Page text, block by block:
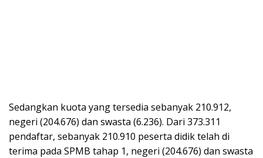
Sedangkan kuota yang tersedia sebanyak 210.912,
negeri (204.676) dan swasta (6.236). Dari 373.311
pendaftar, sebanyak 210.910 peserta didik telah di
terima pada SPMB tahap 1, negeri (204.676) dan swasta